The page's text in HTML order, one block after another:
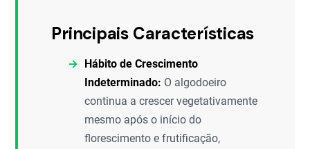
Principais Características
Hábito de Crescimento
Indeterminado: O algodoeiro
continua a crescer vegetativamente
mesmo após o início do
florescimento e frutificação,